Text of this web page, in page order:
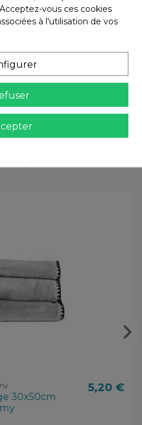
:
30x50cm
5,20 €
vous ces cookies
à l'utilisation de vos